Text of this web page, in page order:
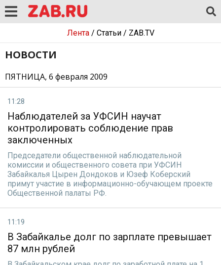
Лента/ Статьи/ ZAB.TV
НОВОСТИ
ПЯТНИЦА, 6 февраля 2009
11:28
Наблюдателей за УФСИН научат
контролировать соблюдение прав
заключенных
Председатели общественной наблюдательной
комиссии и общественного совета при УФСИН
Забайкалья Цырен Дондоков и Юзеф Коберский
примут участие в информационно-обучающем проекте
Общественной палаты РФ.
11:19
В Забайкалье долг по зарплате превышает
87 млн рублей